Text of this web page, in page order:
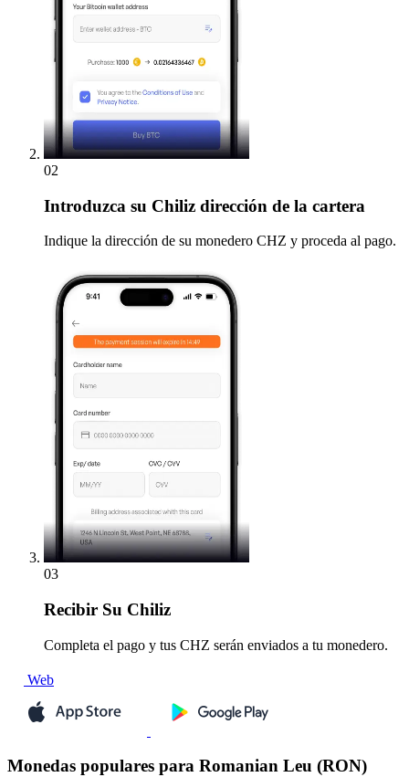
02
Introduzca su Chiliz dirección de la cartera
Indique la dirección de su monedero CHZ y proceda al pago.
03
Recibir Su Chiliz
Completa el pago y tus CHZ serán enviados a tu monedero.
Web
Monedas populares para Romanian Leu (RON)